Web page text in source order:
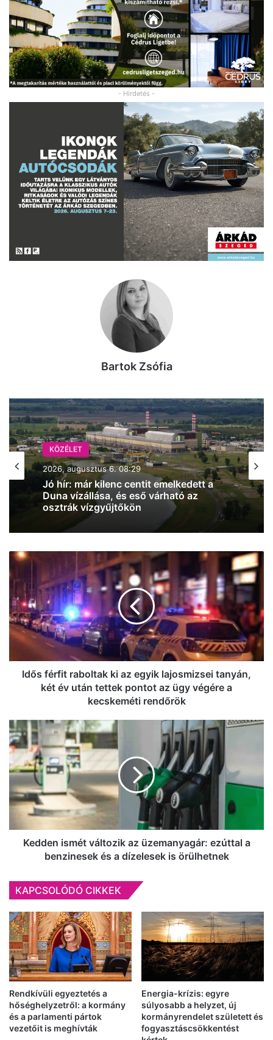
- Hirdetés -
Bartok Zsófia
KÖZÉLET
2026, augusztus 6. 08:29
Jó hír: már kilenc centit emelkedett a
Duna vízállása, és eső várható az
osztrák vízgyűjtőkön
Idős
férfit
raboltak
ki
az
egyik
lajosmizsei
tanyán,
két
az
ügy
végére
a
kecskeméti
rendőrök
Idős férfit raboltak ki az egyik lajosmizsei tanyán,
két év után tettek pontot az ügy végére a
kecskeméti rendőrök
Kedden
ismét
változik
az
üzemanyagár:
ezúttal
a
benzinesek
és
örülhetnek
Kedden ismét változik az üzemanyagár: ezúttal a
benzinesek és a dízelesek is örülhetnek
KAPCSOLÓDÓ CIKKEK
Rendkívüli egyeztetés a
hőséghelyzetről: a kormány
és a parlamenti pártok
vezetőit is meghívták
Energia-krízis: egyre
súlyosabb a helyzet, új
kormányrendelet született és
fogyasztáscsökkentést